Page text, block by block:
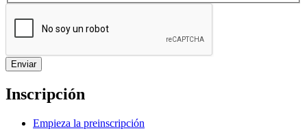
Inscripción
Empieza la preinscripción